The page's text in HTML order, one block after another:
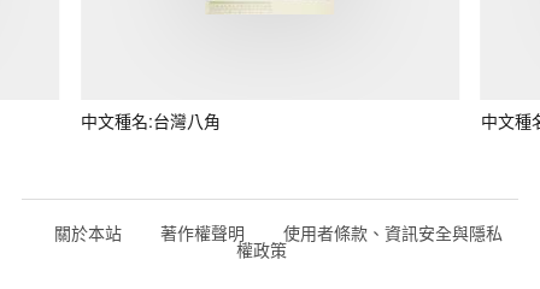
中文種名:台灣八角 中文種
關於本站 著作權聲明 使用者條款、資訊安全與隱私
權政策